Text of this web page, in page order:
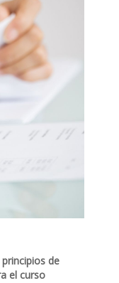
de
el curso